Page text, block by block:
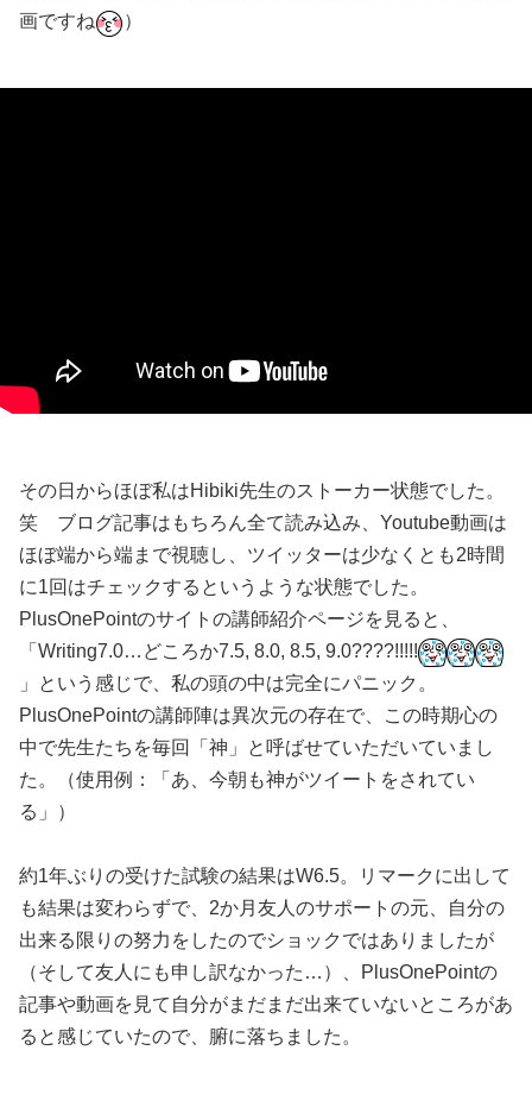
画ですね
）
その日からほぼ私はHibiki先生のストーカー状態でした。
笑 ブログ記事はもちろん全て読み込み、Youtube動画は
ほぼ端から端まで視聴し、ツイッターは少なくとも2時間
に1回はチェックするというような状態でした。
PlusOnePointのサイトの講師紹介ページを見ると、
「Writing7.0…どころか7.5, 8.0, 8.5, 9.0????!!!!!
」という感じで、私の頭の中は完全にパニック。
PlusOnePointの講師陣は異次元の存在で、この時期心の
中で先生たちを毎回「神」と呼ばせていただいていまし
た。（使用例：「あ、今朝も神がツイートをされてい
る」）
約1年ぶりの受けた試験の結果はW6.5。リマークに出して
も結果は変わらずで、2か月友人のサポートの元、自分の
出来る限りの努力をしたのでショックではありましたが
（そして友人にも申し訳なかった…）、PlusOnePointの
記事や動画を見て自分がまだまだ出来ていないところがあ
ると感じていたので、腑に落ちました。